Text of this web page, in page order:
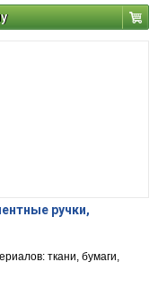
ручки,
ткани, бумаги,